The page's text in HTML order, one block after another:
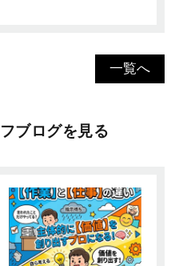
一覧へ
ブログを見る